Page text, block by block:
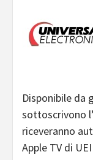
Disponibile da
sottoscrivono
riceveranno
Apple TV di